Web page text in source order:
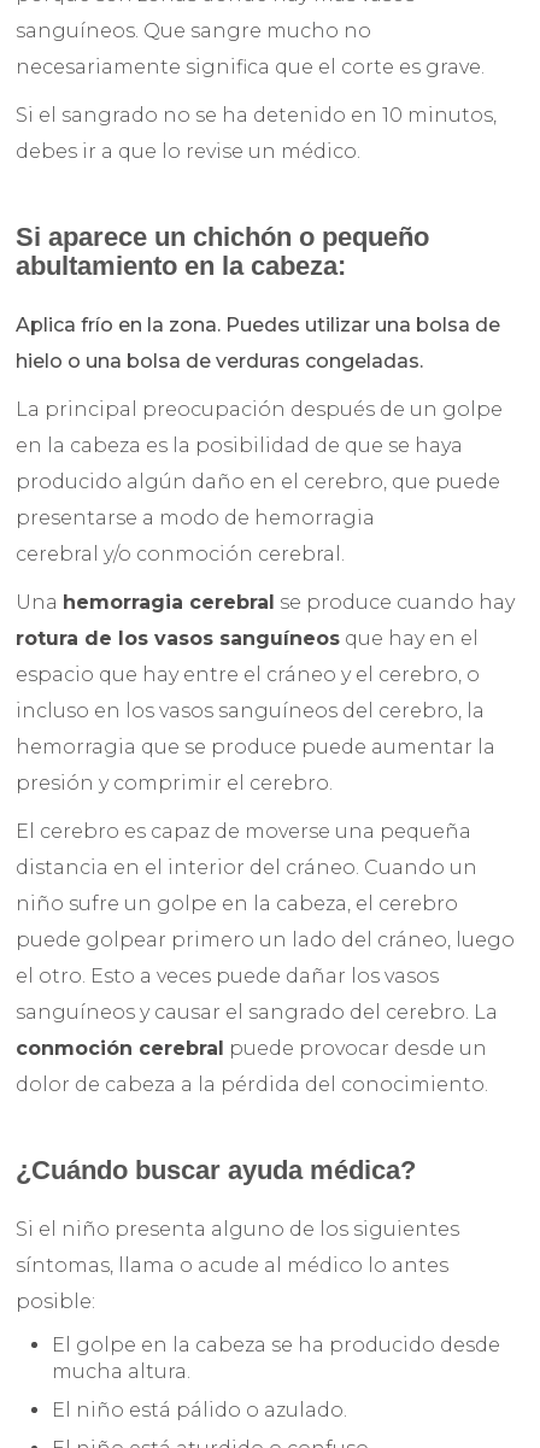
sanguíneos. Que sangre mucho no
necesariamente significa que el corte es grave.
Si el sangrado no se ha detenido en 10 minutos,
debes ir a que lo revise un médico.
Si aparece un chichón o pequeño
abultamiento en la cabeza:
Aplica frío en la zona. Puedes utilizar una bolsa de
hielo o una bolsa de verduras congeladas.
La principal preocupación después de un golpe
en la cabeza es la posibilidad de que se haya
producido algún daño en el cerebro, que puede
presentarse a modo de hemorragia
cerebral y/o conmoción cerebral.
Una hemorragia cerebral se produce cuando hay
rotura de los vasos sanguíneos que hay en el
espacio que hay entre el cráneo y el cerebro, o
incluso en los vasos sanguíneos del cerebro, la
hemorragia que se produce puede aumentar la
presión y comprimir el cerebro.
El cerebro es capaz de moverse una pequeña
distancia en el interior del cráneo. Cuando un
niño sufre un golpe en la cabeza, el cerebro
puede golpear primero un lado del cráneo, luego
el otro. Esto a veces puede dañar los vasos
sanguíneos y causar el sangrado del cerebro. La
conmoción cerebral
puede provocar desde un
dolor de cabeza a la pérdida del conocimiento.
¿Cuándo buscar ayuda médica?
Si el niño presenta alguno de los siguientes
síntomas, llama o acude al médico lo antes
posible:
El golpe en la cabeza se ha producido desde
mucha altura.
El niño está pálido o azulado.